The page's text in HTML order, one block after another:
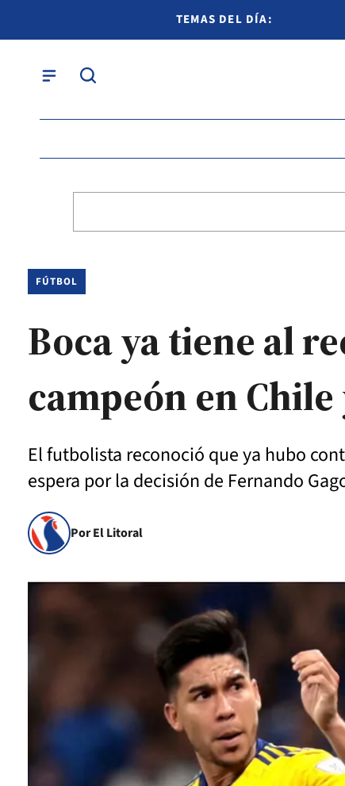
TEMAS DEL DÍA:
FÚTBOL
Boca ya tiene al
campeón en
El futbolista reconoció que ya hubo
espera por la decisión de Fernando
Por El Litoral